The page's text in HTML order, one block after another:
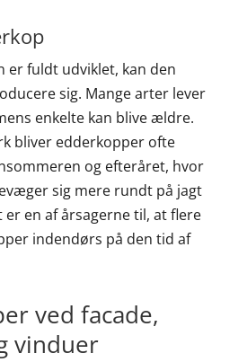
er fuldt udviklet, kan den
sig. Mange arter lever
enkelte kan blive ældre.
bliver edderkopper ofte
og efteråret, hvor
sig mere rundt på jagt
en af årsagerne til, at flere
indendørs på den tid af
ved facade,
vinduer